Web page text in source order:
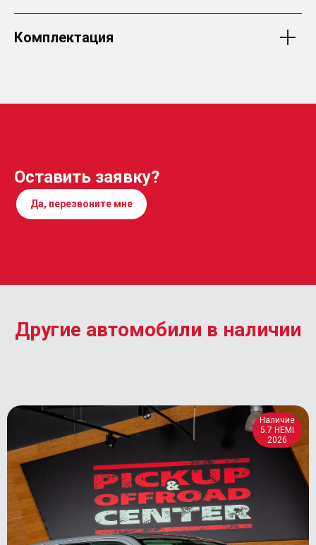
Комплектация
Оставить заявку?
Да, перезвоните мне
Другие автомобили в наличии
Наличие
5.7 HEMI
2026